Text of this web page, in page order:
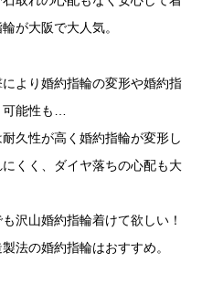
が大阪で大人気。
より婚約指輪の変形や婚約指
能性も…
久性が高く婚約指輪が変形し
くく、ダイヤ落ちの心配も大
沢山婚約指輪着けて欲しい！
法の婚約指輪はおすすめ。